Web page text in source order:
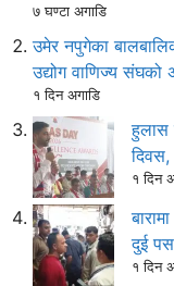
७ घण्टा अगाडि
उमेर नपुगेका
उद्योग वाणिज्य संघको
१ दिन अगाडि
हुलास
दिवस,
१ दिन
दुई
१ दिन